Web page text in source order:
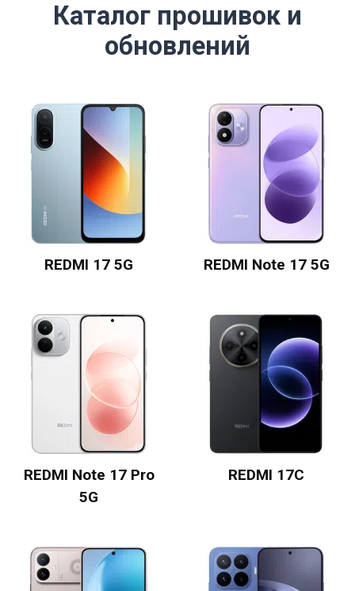
Каталог прошивок и
обновлений
REDMI 17 5G REDMI Note 17 5G
REDMI Note 17 Pro
5G
REDMI 17C